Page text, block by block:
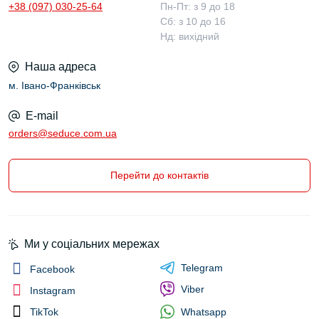
+38 (097) 030-25-64
Пн-Пт: з 9 до 18
Сб: з 10 до 16
Нд: вихідний
Наша адреса
м. Івано-Франківськ
E-mail
orders@seduce.com.ua
Перейти до контактів
Ми у соціальних мережах
Facebook
Instagram
TikTok
Telegram
Viber
Whatsapp